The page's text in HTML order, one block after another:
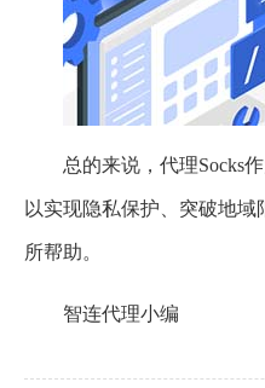
总的来说，代理Socks
以实现隐私保护、突破地
所帮助。
智连代理小编